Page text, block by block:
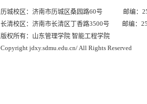
历城校区：济南市历城区桑园路60号 邮编：
长清校区：济南市长清区丁香路3500号 邮编：
版权所有：山东管理学院 智能工程学院
Copyright jdxy.sdmu.edu.cn/ All Rights Reserved